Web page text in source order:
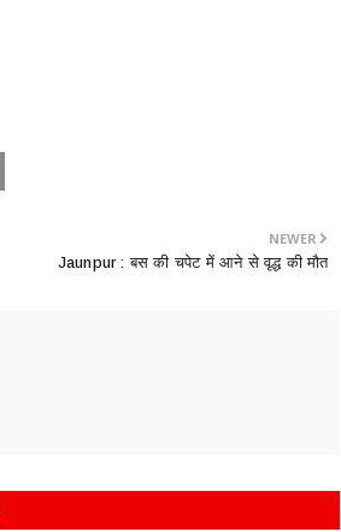
NEWER
Jaunpur : ​बस की चपेट में आने से वृद्ध की मौत